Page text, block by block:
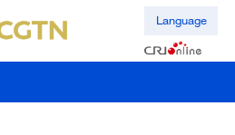
Language